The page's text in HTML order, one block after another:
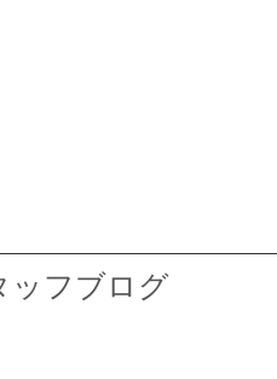
ッフブログ